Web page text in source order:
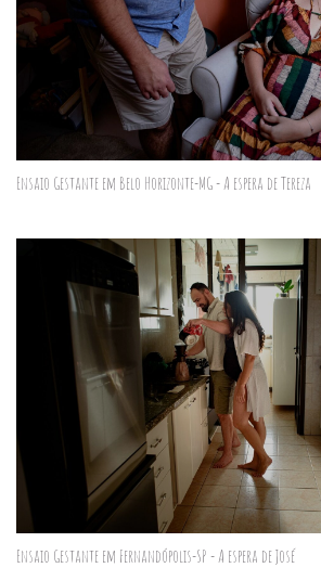
Ensaio Gestante em Belo Horizonte-MG - A espera de Tereza
Ensaio Gestante em Fernandópolis-SP - A espera de José